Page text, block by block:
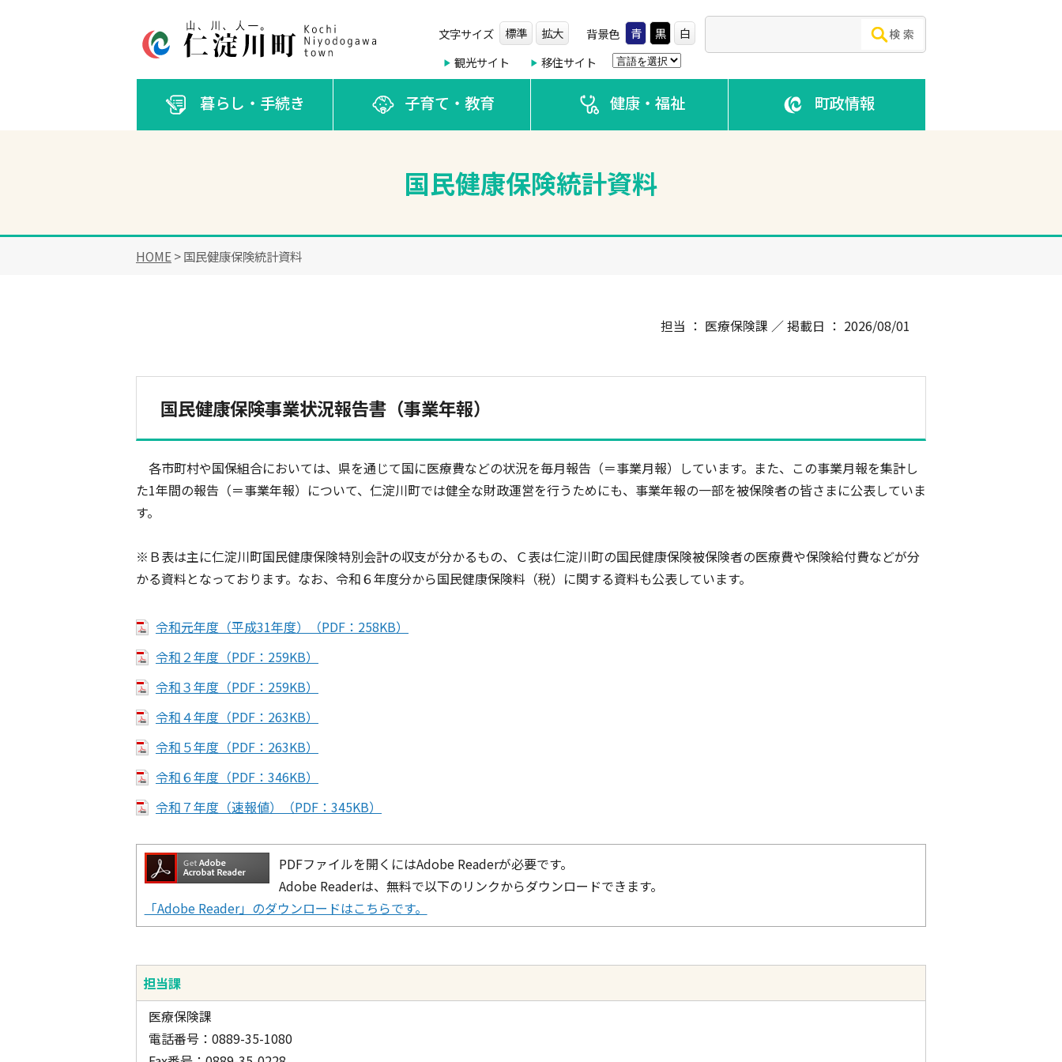
文字サイズ 標準 拡大 背景色 青 黒
白
観光サイト
移住サイト
暮らし・手続き 子育て・教育 健康・福祉 町政情報
国民健康保険統計資料
HOME > 国民健康保険統計資料
担当 ： 医療保険課 ／ 掲載日 ： 2026/08/01
国民健康保険事業状況報告書（事業年報）
各市町村や国保組合においては、県を通じて国に医療費などの状況を毎月報告（＝事業月報）しています。また、この事業月報を集計し
た1年間の報告（＝事業年報）について、仁淀川町では健全な財政運営を行うためにも、事業年報の一部を被保険者の皆さまに公表していま
す。
※Ｂ表は主に仁淀川町国民健康保険特別会計の収支が分かるもの、Ｃ表は仁淀川町の国民健康保険被保険者の医療費や保険給付費などが分
かる資料となっております。なお、令和６年度分から国民健康保険料（税）に関する資料も公表しています。
令和元年度（平成31年度）（PDF：258KB）
令和２年度（PDF：259KB）
令和３年度（PDF：259KB）
令和４年度（PDF：263KB）
令和５年度（PDF：263KB）
令和６年度（PDF：346KB）
令和７年度（速報値）（PDF：345KB）
PDFファイルを開くにはAdobe Readerが必要です。
Adobe Readerは、無料で以下のリンクからダウンロードできます。
「Adobe Reader」のダウンロードはこちらです。
担当課
医療保険課
電話番号：0889-35-1080